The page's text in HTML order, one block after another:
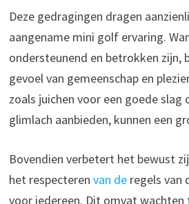
Deze gedragingen dragen
aangename mini golf ervaring.
ondersteunend en betrokken zijn,
gevoel van gemeenschap en
zoals juichen voor een goede slag
glimlach aanbieden, kunnen een
Bovendien verbetert het bewust
het respecteren van deregels van
voor iedereen. Dit omvat